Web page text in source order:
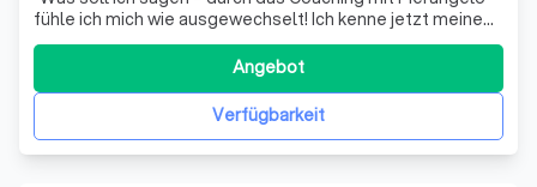
fühle ich mich wie ausgewechselt! Ich kenne jetzt meine
Aufgabe im Leben und meine Ziele. Vor allem weiß ich, wie
ich sie erreichen kann und welchen Weg ich Schritt für
Schritt gehen darf. Vielen Dank! Hätte ich Pierangelo doch
nur früher kennengelernt."
Verfügbarkeit
Angebot